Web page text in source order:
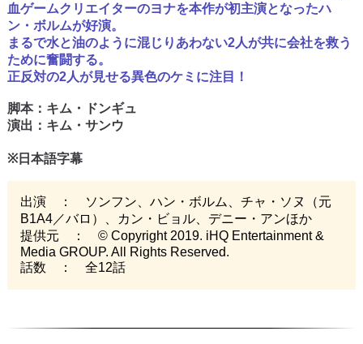
血ゲームクリエイターのヨナを本作が初主演となったハ
ン・ボルムが好演。
まるで水と油のように混じりあわない2人が共に会社を救う
ために奮闘する。
正反対の2人が見せる異色のケミに注目！
脚本：キム・ドンギュ
演出：キム・サンウ
※日本語字幕
出演 ： ソンフン、ハン・ボルム、チャ・ソヌ（元
B1A4／バロ）、カン・ビョル、デニー・アンほか
提供元 ： © Copyright 2019. iHQ Entertainment &
Media GROUP. All Rights Reserved.
話数 ： 全12話